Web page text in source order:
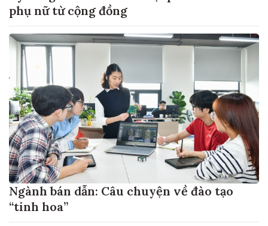
phụ nữ từ cộng đồng
Ngành bán dẫn: Câu chuyện về đào tạo
“tinh hoa”